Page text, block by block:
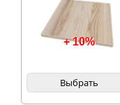
+ 10%
Выбрать